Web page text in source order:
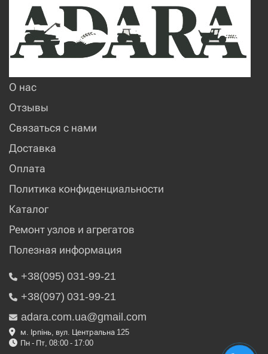
О нас
Отзывы
Связаться с нами
Доставка
Оплата
Политика конфиденциальности
Каталог
Ремонт узлов и агрегатов
Полезная информация
+38(095) 031-99-21
+38(097) 031-99-21
adara.com.ua@gmail.com
м. Ірпінь, вул. Центральна 125
Пн - Пт, 08:00 - 17:00